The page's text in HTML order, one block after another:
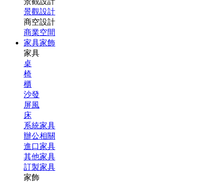
景觀設計
商空設計
商業空間
家具家飾
家具
桌
椅
櫃
沙發
屏風
床
系統家具
辦公相關
進口家具
其他家具
訂製家具
家飾